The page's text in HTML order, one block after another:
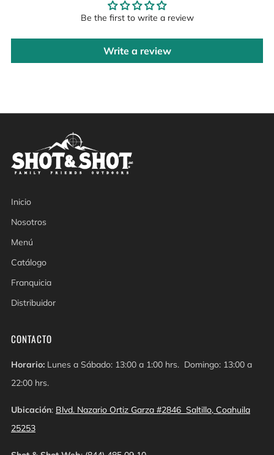
Be the first to write a review
Write a review
Inicio
Nosotros
Menú
Catálogo
Franquicia
Distribuidor
CONTACTO
Horario: Lunes a Sábado: 13:00 a 1:00 hrs. Domingo: 13:00 a
22:00 hrs.
Ubicación: Blvd. Nazario Ortiz Garza #2846 Saltillo, Coahuila
25253